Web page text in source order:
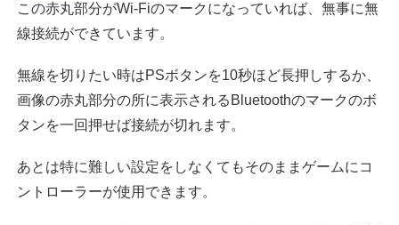
この赤丸部分がWi-Fiのマークになっていれば、無事に無
線接続ができています。
無線を切りたい時はPSボタンを10秒ほど長押しするか、
画像の赤丸部分の所に表示されるBluetoothのマークのボ
タンを一回押せば接続が切れます。
あとは特に難しい設定をしなくてもそのままゲームにコ
ントローラーが使用できます。